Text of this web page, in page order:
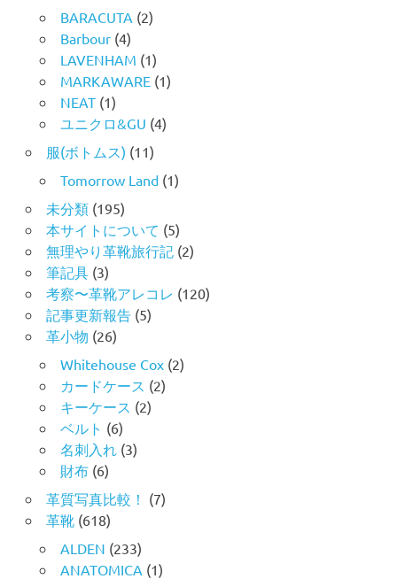
BARACUTA (2)
Barbour(4)
LAVENHAM (1)
MARKAWARE(1)
NEAT(1)
ユニクロ&GU (4)
服(ボトムス) (11)
Tomorrow Land(1)
未分類(195)
本サイトについて (5)
無理やり革靴旅行記 (2)
筆記具(3)
考察〜革靴アレコレ (120)
記事更新報告(5)
革小物 (26)
Whitehouse Cox(2)
カードケース (2)
キーケース (2)
ベルト (6)
名刺入れ (3)
財布(6)
革質写真比較！ (7)
革靴(618)
ALDEN (233)
ANATOMICA (1)